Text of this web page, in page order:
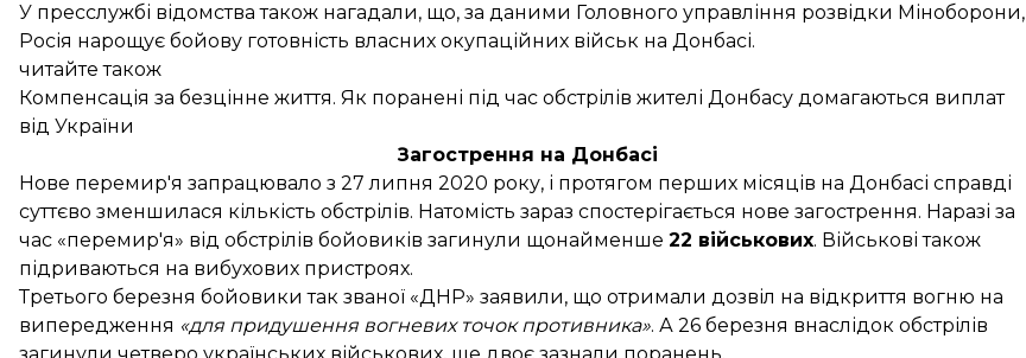
У пресслужбі відомства також нагадали, що, за даними Головного управління розвідки Міноборони,
Росія нарощує бойову готовність власних окупаційних військ на Донбасі.
читайте також
Компенсація за безцінне життя. Як поранені під час обстрілів жителі Донбасу домагаються виплат
від України
Загострення на Донбасі
Нове перемир'я запрацювало з 27 липня 2020 року, і протягом перших місяців на Донбасі справді
суттєво зменшилася кількість обстрілів. Натомість зараз спостерігається нове загострення. Наразі за
час «перемир'я» від обстрілів бойовиків загинули щонайменше 22 військових. Військові також
підриваються на вибухових пристроях.
Третього березня бойовики так званої «ДНР» заявили, що отримали дозвіл на відкриття вогню на
випередження «для придушення вогневих точок противника». А 26 березня внаслідок обстрілів